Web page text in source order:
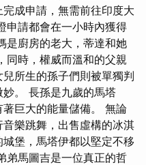
成申請，無需前往印度大
申請都會在一小時內獲得
是廚房的老大，蒂達和她
同時，權威而溫和的父親
所生的孫子們則被單獨判
。 長孫是九歲的馬塔
巨大的能量儲備。 無論
樂跳舞，出售虛構的冰淇
堡，馬塔伊都以堅定不移
弟馬圖吉是一位真正的哲